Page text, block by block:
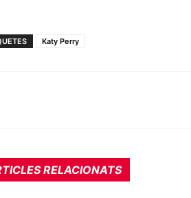
Katy Perry
RELACIONATS